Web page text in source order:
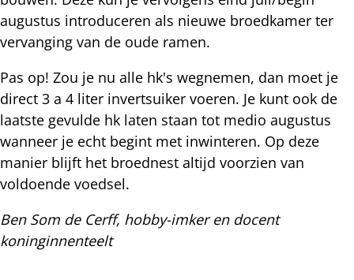
augustus introduceren als nieuwe broedkamer ter
vervanging van de oude ramen.
Pas op! Zou je nu alle hk's wegnemen, dan moet je
direct 3 a 4 liter invertsuiker voeren. Je kunt ook de
laatste gevulde hk laten staan tot medio augustus
wanneer je echt begint met inwinteren. Op deze
manier blijft het broednest altijd voorzien van
voldoende voedsel.
Ben Som de Cerff, hobby-imker en docent
koninginnenteelt